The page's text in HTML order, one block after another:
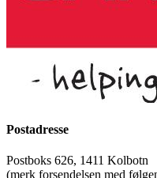
Postadresse
Postboks 626, 1411 Kolbotn
(merk forsendelsen med